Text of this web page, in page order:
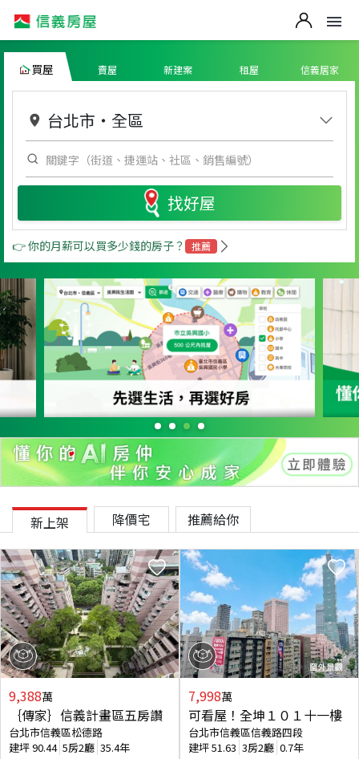
買屋 賣屋 新建案 租屋 信義居家
台北市 ・ 全區
找好屋
👉 你的月薪可以買多少錢的房子？ 推薦
新上架 降價宅 推薦給你
9,388萬
｛傳家｝信義計畫區五房讚
台北市信義區松德路
建坪90.44 5房2廳 35.4年
7,998萬
可看屋！全坤１０１十一樓
台北市信義區信義路四段
建坪51.63 3房2廳 0.7年